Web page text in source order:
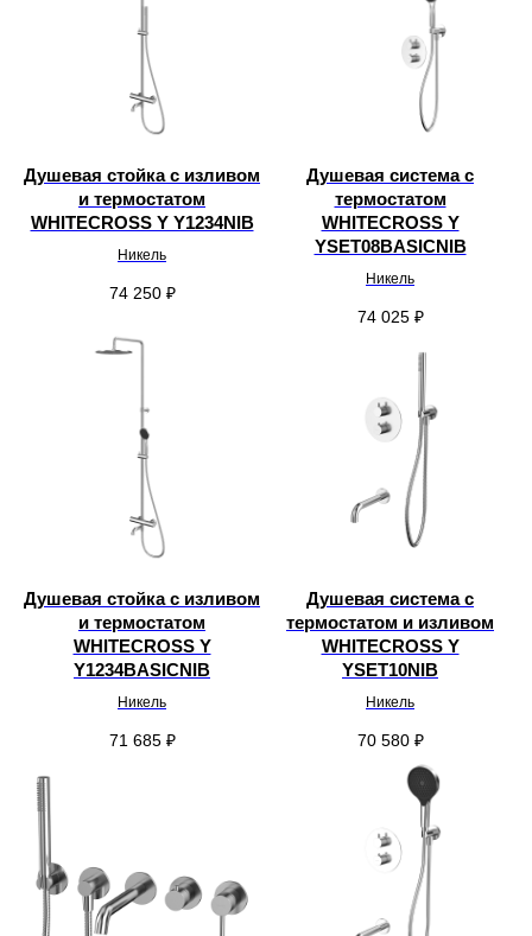
Душевая стойка с изливом
и термостатом
WHITECROSS Y Y1234NIB
Никель
74 250 ₽
Душевая система с
термостатом
WHITECROSS Y
YSET08BASICNIB
Никель
74 025 ₽
Душевая стойка с изливом
и термостатом
WHITECROSS Y
Y1234BASICNIB
Никель
71 685 ₽
Душевая система с
термостатом и изливом
WHITECROSS Y
YSET10NIB
Никель
70 580 ₽